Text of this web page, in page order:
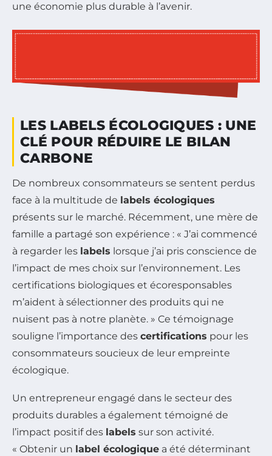
une économie plus durable à l’avenir.
LES LABELS ÉCOLOGIQUES : UNE
CLÉ POUR RÉDUIRE LE BILAN
CARBONE
De nombreux consommateurs se sentent perdus
face à la multitude de labels écologiques
présents sur le marché. Récemment, une mère de
famille a partagé son expérience : « J’ai commencé
à regarder les labels lorsque j’ai pris conscience de
l’impact de mes choix sur l’environnement. Les
certifications biologiques et écoresponsables
m’aident à sélectionner des produits qui ne
nuisent pas à notre planète. » Ce témoignage
souligne l’importance des certifications pour les
consommateurs soucieux de leur empreinte
écologique.
Un entrepreneur engagé dans le secteur des
produits durables a également témoigné de
l’impact positif des labels sur son activité.
« Obtenir un label écologique a été déterminant